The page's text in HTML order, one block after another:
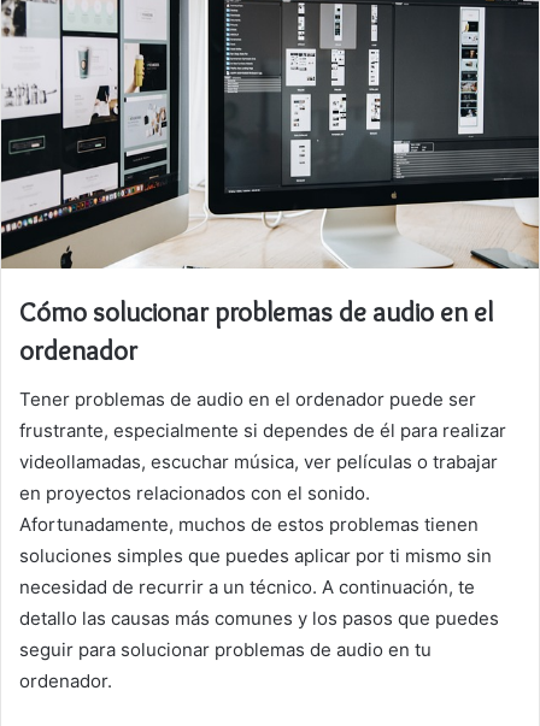
Cómo solucionar problemas de audio en el
ordenador
Tener problemas de audio en el ordenador puede ser
frustrante, especialmente si dependes de él para realizar
videollamadas, escuchar música, ver películas o trabajar
en proyectos relacionados con el sonido.
Afortunadamente, muchos de estos problemas tienen
soluciones simples que puedes aplicar por ti mismo sin
necesidad de recurrir a un técnico. A continuación, te
detallo las causas más comunes y los pasos que puedes
seguir para solucionar problemas de audio en tu
ordenador.